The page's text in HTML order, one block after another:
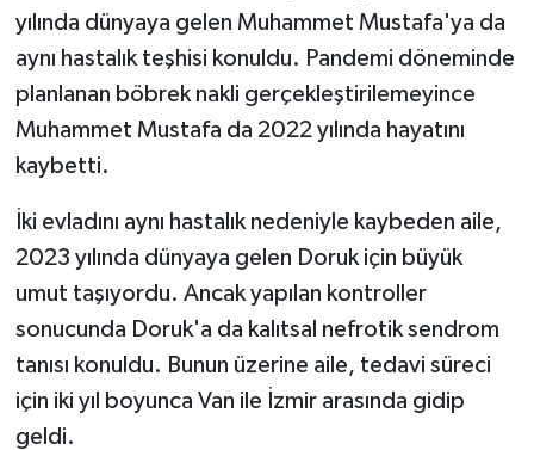
yılında dünyaya gelen Muhammet Mustafa'ya da
aynı hastalık teşhisi konuldu. Pandemi döneminde
planlanan böbrek nakli gerçekleştirilemeyince
Muhammet Mustafa da 2022 yılında hayatını
kaybetti.
İki evladını aynı hastalık nedeniyle kaybeden aile,
2023 yılında dünyaya gelen Doruk için büyük
umut taşıyordu. Ancak yapılan kontroller
sonucunda Doruk'a da kalıtsal nefrotik sendrom
tanısı konuldu. Bunun üzerine aile, tedavi süreci
için iki yıl boyunca Van ile İzmir arasında gidip
geldi.